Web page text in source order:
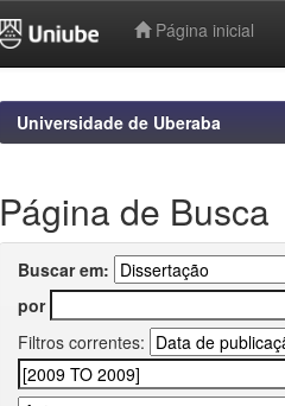
Página inicial
Universidade de Uberaba
Página de Busca
Buscar em:
por
Filtros correntes: